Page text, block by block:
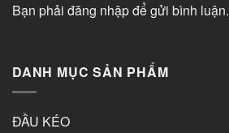
Bạn phải đăng nhậpđể gửi bình luận.
DANH MỤC SẢN PHẨM
ĐẦU KÉO